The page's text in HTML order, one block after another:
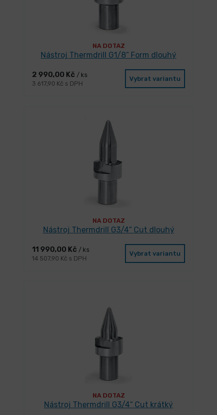
NA DOTAZ
Nástroj Thermdrill G1/8“ Form dlouhý
2 990,00 Kč / ks
3 617,90 Kč s DPH
Vybrat variantu
NA DOTAZ
Nástroj Thermdrill G3/4“ Cut dlouhý
11 990,00 Kč / ks
14 507,90 Kč s DPH
Vybrat variantu
NA DOTAZ
Nástroj Thermdrill G3/4“ Cut krátký